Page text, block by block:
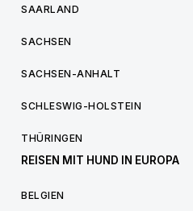
SAARLAND
SACHSEN
SACHSEN-ANHALT
SCHLESWIG-HOLSTEIN
THÜRINGEN
REISEN MIT HUND IN EUROPA
BELGIEN